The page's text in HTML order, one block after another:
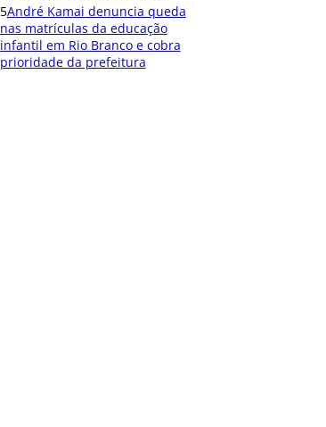
5André Kamai denuncia queda
nas matrículas da educação
infantil em Rio Branco e cobra
prioridade da prefeitura